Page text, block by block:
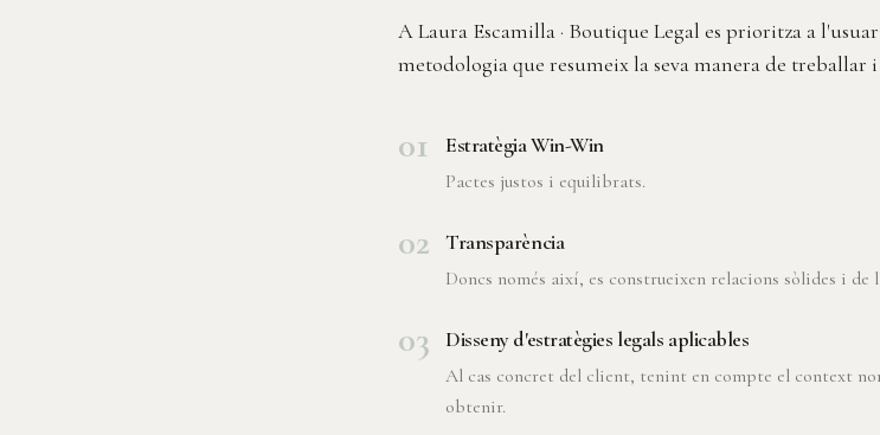
A Laura Escamilla · Boutique Legal es prioritza a
metodologia que resumeix la seva manera de treballar
01 Estratègia Win-Win
Pactes justos i equilibrats.
02 Transparència
Doncs només així, es construeixen relacions sòlides i de
03 Disseny d'estratègies legals aplicables
Al cas concret del client, tenint en compte el context
obtenir.